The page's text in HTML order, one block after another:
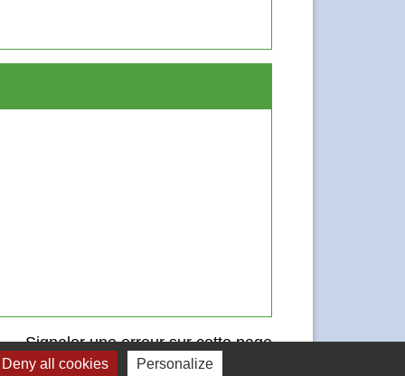
Signaler une erreur sur cette page
all cookies Personalize